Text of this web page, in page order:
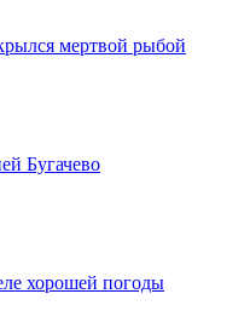
мертвой рыбой
Бугачево
хорошей погоды